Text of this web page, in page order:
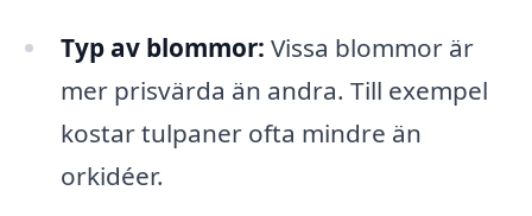
Typ av blommor: Vissa blommor är
mer prisvärda än andra. Till exempel
kostar tulpaner ofta mindre än
orkidéer.